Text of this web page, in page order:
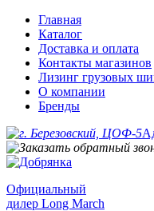
Главная
Каталог
Доставка и оплата
Контакты магазинов
Лизинг грузовых
О компании
Бренды
Официальный
дилер Long March